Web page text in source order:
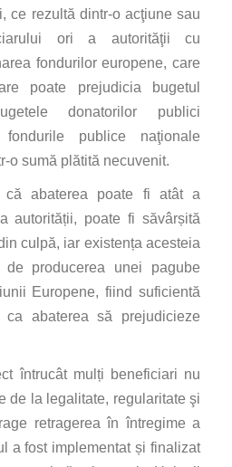
ce rezultă dintr-o acţiune sau
ori a autorităţii cu
fondurilor europene, care
poate prejudicia bugetul
donatorilor publici
publice naţionale
o sumă plătită necuvenit.
că abaterea poate fi atât a
autorității, poate fi săvârșită
culpă, iar existența acesteia
producerea unei pagube
Europene, fiind suficientă
abaterea să prejudicieze
întrucât mulți beneficiari nu
de la legalitate, regularitate şi
retragerea în întregime a
a fost implementat și finalizat